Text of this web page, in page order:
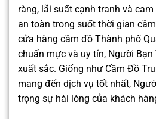
ràng, lãi suất cạnh tranh và
an toàn trong suốt thời gian
cửa hàng cầm đồ Thành phố
chuẩn mực và uy tín, Người
xuất sắc. Giống như Cầm Đồ
mang đến dịch vụ tốt nhất,
trọng sự hài lòng của khách